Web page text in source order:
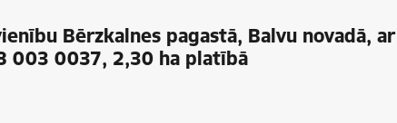
Bērzkalnes pagastā, Balvu novadā, ar
003 0037, 2,30 ha platībā